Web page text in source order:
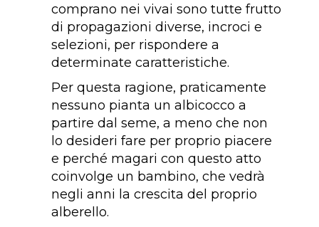
comprano nei vivai sono tutte frutto
di propagazioni diverse, incroci e
selezioni, per rispondere a
determinate caratteristiche.
Per questa ragione, praticamente
nessuno pianta un albicocco a
partire dal seme, a meno che non
lo desideri fare per proprio piacere
e perché magari con questo atto
coinvolge un bambino, che vedrà
negli anni la crescita del proprio
alberello.